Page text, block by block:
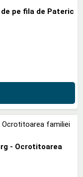
pe fila de Pateric
- Ocrotitoarea